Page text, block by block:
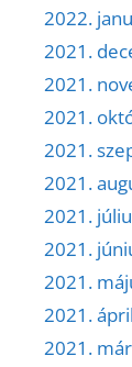
2022.
2021.
2021.
2021.
2021.
2021.
2021.
2021.
2021.
2021.
2021.